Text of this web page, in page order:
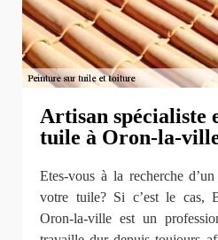
Artisan spécialiste
tuile à Oron-la-
Etes-vous à la recherche
votre tuile? Si c’est le cas,
Oron-la-ville est un